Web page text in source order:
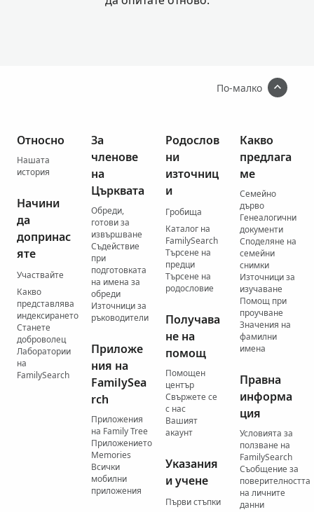
По-малко
Относно
Нашата
история
Начини
да
допринас
яте
Участвайте
Какво
представлява
индексирането
Станете
доброволец
Лаборатории
на
FamilySearch
За
членове
на
Църквата
Обреди,
готови за
извършване
Съдействие
при
подготовката
на имена за
обреди
Източници за
ръководители
Приложе
ния на
FamilySea
rch
Приложения
на Family Tree
Приложението
Memories
Всички
мобилни
приложения
Родослов
ни
източниц
и
Гробища
Каталог на
FamilySearch
Търсене на
предци
Търсене на
родословие
Получава
не на
помощ
Помощен
център
Свържете се
с нас
Вашият
акаунт
Указания
и учене
Първи стъпки
Какво
предлага
ме
Семейно
дърво
Генеалогични
документи
Споделяне на
семейни
снимки
Източници за
изучаване
Помощ при
проучване
Значения на
фамилни
имена
Правна
информа
ция
Условията за
ползване на
FamilySearch
Съобщение за
поверителността
на личните
данни